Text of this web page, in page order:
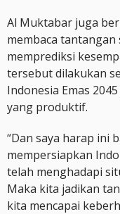
Al Muktabar juga
membaca
memprediksi
tersebut dilakukan
Indonesia Emas
yang produktif.
“Dan saya harap ini
mempersiapkan
telah menghadapi
Maka kita jadikan
kita mencapai